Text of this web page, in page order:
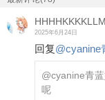
HHHHKKKKLLM
2025年6月24日
回复@cyanine
@cyanine青蓝
呢